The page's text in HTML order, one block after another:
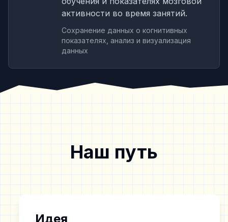
активности во время занятий.
Сохранение данных о когнитивных
показателях, анализ и визуализация
данных
Наш путь
Идея